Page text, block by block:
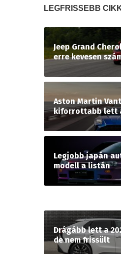
LEGFRISSEBB
Jeep Grand
erre kevesen
Aston Martin
kiforrottabb lett
Legjobb japán
modell a listán
Drágább lett a
de nem frissült